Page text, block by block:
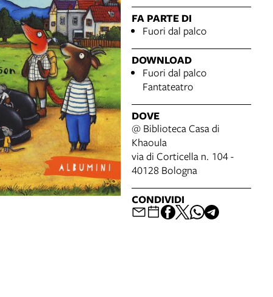
FA PARTE DI
Fuori dal palco
DOWNLOAD
Fuori dal palco
Fantateatro
DOVE
@ Biblioteca Casa di
Khaoula
via di Corticella n. 104 -
40128 Bologna
CONDIVIDI